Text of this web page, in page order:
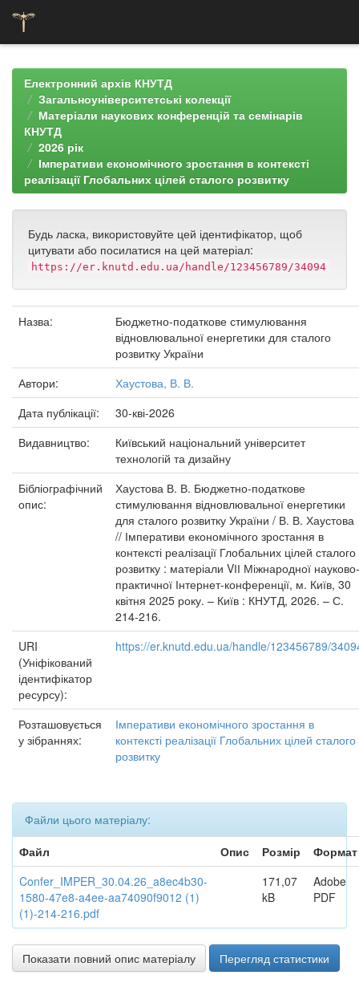
navigationЕлектронний архів КНУТД
Загальноуніверситетські колекції
Матеріали наукових конференцій та семінарів
КНУТД
2026 рік
Імперативи економічного зростання в контексті
реалізації Глобальних цілей сталого розвитку
Будь ласка, використовуйте цей ідентифікатор, щоб
цитувати або посилатися на цей матеріал:
https://er.knutd.edu.ua/handle/123456789/34094
Назва:
Бюджетно-податкове стимулювання
відновлювальної енергетики для сталого
розвитку України
Автори:
Хаустова, В. В.
Дата публікації:
30-кві-2026
Видавництво:
Київський національний університет
технологій та дизайну
Бібліографічний
опис:
Хаустова В. В. Бюджетно-податкове
стимулювання відновлювальної енергетики
для сталого розвитку України / В. В. Хаустова
// Імперативи економічного зростання в
контексті реалізації Глобальних цілей сталого
розвитку : матеріали VІІ Міжнародної науково-
практичної Інтернет-конференції, м. Київ, 30
квітня 2025 року. – Київ : КНУТД, 2026. – С.
214-216.
URI
(Уніфікований
ідентифікатор
ресурсу):
https://er.knutd.edu.ua/handle/123456789/
Розташовується
у зібраннях:
Імперативи економічного зростання в
контексті реалізації Глобальних цілей сталого
розвитку
Файли цього матеріалу:
Файл
Опис Розмір
Формат
Confer_IMPER_30.04.26_a8ec4b30-
1580-47e8-a4ee-aa74090f9012 (1)
(1)-214-216.pdf
171,07
kB
Adobe
PDF
Показати повний опис матеріалу Перегляд статистики